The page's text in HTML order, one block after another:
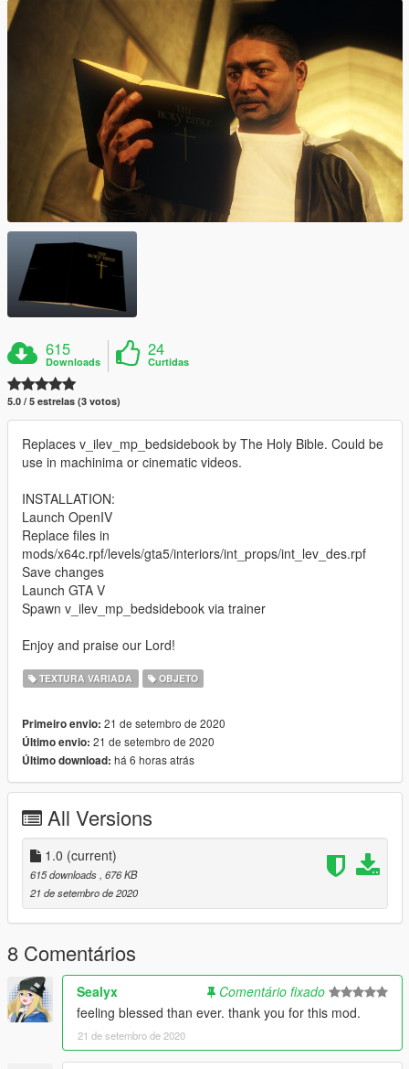
615
Downloads
24
Curtidas
5.0 / 5 estrelas (3 votos)
Replaces v_ilev_mp_bedsidebook by The Holy Bible. Could be
use in machinima or cinematic videos.
INSTALLATION:
Launch OpenIV
Replace files in
mods/x64c.rpf/levels/gta5/interiors/int_props/int_lev_des.rpf
Save changes
Launch GTA V
Spawn v_ilev_mp_bedsidebook via trainer
Enjoy and praise our Lord!
TEXTURA VARIADA OBJETO
Primeiro envio: 21 de setembro de 2020
Último envio: 21 de setembro de 2020
Último download: há 6 horas atrás
All Versions
1.0 (current)
615 downloads , 676 KB
21 de setembro de 2020
8 Comentários
Sealyx
Comentário fixado
feeling blessed than ever. thank you for this mod.
21 de setembro de 2020